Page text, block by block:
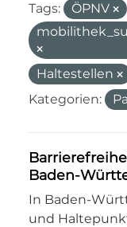
Tags:
ÖPNV
Haltestellen
Kategorien:
Baden-
In Baden-
und